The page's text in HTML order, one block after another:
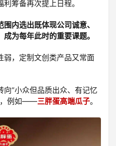
筹备再次提上日程。
内选出既体现公司诚意、
为每年此时的重要课题。
弱，定制文创类产品又常面
“小众但品质出众、有记忆
，例如——三胖蛋高端瓜子。